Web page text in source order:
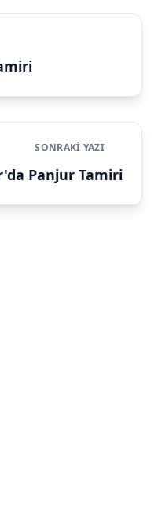
SONRAKI YAZI
Panjur Tamiri